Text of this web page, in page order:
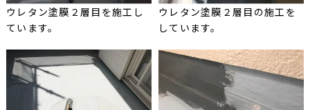
ウレタン塗膜２層目を施工し
ています。
ウレタン塗膜２層目の施工を
しています。